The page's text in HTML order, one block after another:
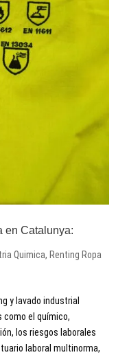
en Catalunya:
Quimica, Renting Ropa
y lavado industrial
el químico,
los riesgos laborales
laboral multinorma,